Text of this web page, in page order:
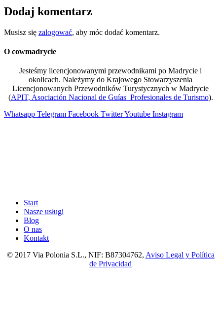
Dodaj komentarz
Musisz się zalogować, aby móc dodać komentarz.
O cowmadrycie
Jesteśmy licencjonowanymi przewodnikami po Madrycie i
okolicach. Należymy do Krajowego Stowarzyszenia
Licencjonowanych Przewodników Turystycznych w Madrycie
(APIT, Asociación Nacional de Guías Profesionales de Turismo).
Whatsapp Telegram Facebook TwitterYoutube Instagram
Start
Nasze usługi
Blog
O nas
Kontakt
© 2017 Via Polonia S.L., NIF: B87304762, Aviso Legal y Política
de Privacidad